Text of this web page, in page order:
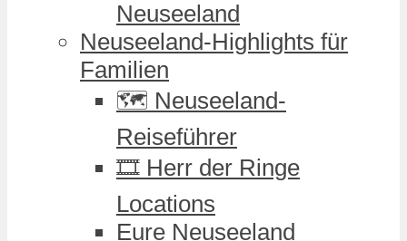
Neuseeland
Neuseeland-Highlights für
Familien
🗺️ Neuseeland-
Reiseführer
🎞️ Herr der Ringe
Locations
Eure Neuseeland